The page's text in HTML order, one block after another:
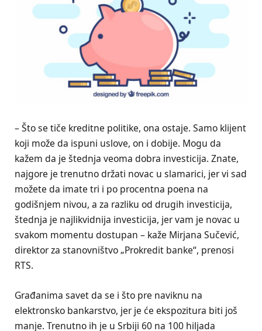
– Što se tiče kreditne politike, ona ostaje. Samo klijent
koji može da ispuni uslove, on i dobije. Mogu da
kažem da je štednja veoma dobra investicija. Znate,
najgore je trenutno držati novac u slamarici, jer vi sad
možete da imate tri i po procentna poena na
godišnjem nivou, a za razliku od drugih investicija,
štednja je najlikvidnija investicija, jer vam je novac u
svakom momentu dostupan – kaže Mirjana Sučević,
direktor za stanovništvo „Prokredit banke“, prenosi
RTS.
Građanima savet da se i što pre naviknu na
elektronsko bankarstvo, jer je će ekspozitura biti još
manje. Trenutno ih je u Srbiji 60 na 100 hiljada